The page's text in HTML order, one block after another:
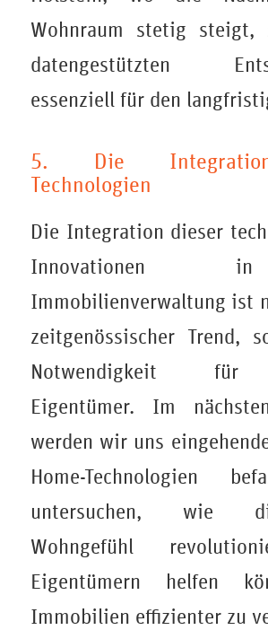
Wohnraum stetig steigt,
datengestützten
essenziell für den
5. Die
Technologien
Die Integration dieser
Immobilienverwaltung ist
zeitgenössischer Trend,
Notwendigkeit für
Eigentümer. Im
werden wir uns
Home-Technologien
untersuchen, wie
Wohngefühl
Eigentümern helfen
Immobilien effizienter zu